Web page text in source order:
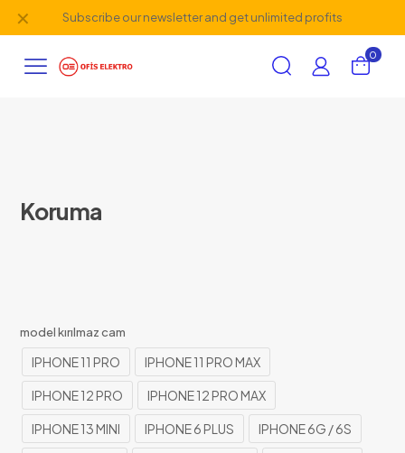
Subscribe our newsletter and get unlimited profits
✕
0
Koruma
model kırılmaz cam
IPHONE 11 PRO IPHONE 11 PRO MAX
IPHONE 12 PRO IPHONE 12 PRO MAX
IPHONE 13 MINI IPHONE 6 PLUS IPHONE 6G / 6S